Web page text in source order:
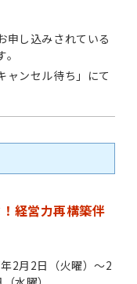
申し込みされている
ャンセル待ち」にて
経営力再構築伴
2月2日（火曜）～2